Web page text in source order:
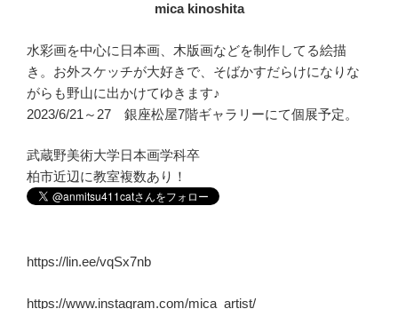
mica kinoshita
水彩画を中心に日本画、木版画などを制作してる絵描
き。お外スケッチが大好きで、そばかすだらけになりな
がらも野山に出かけてゆきます♪
2023/6/21～27 銀座松屋7階ギャラリーにて個展予定。
武蔵野美術大学日本画学科卒
柏市近辺に教室複数あり！
https://lin.ee/vqSx7nb
https://www.instagram.com/mica_artist/